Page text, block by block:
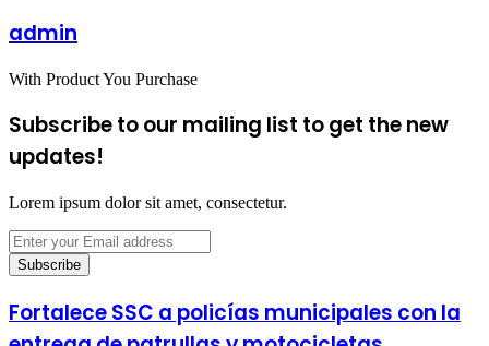
admin
With Product You Purchase
Subscribe to our mailing list to get the new
updates!
Lorem ipsum dolor sit amet, consectetur.
Enter
your
Email
Fortalece SSC a policías municipales con la